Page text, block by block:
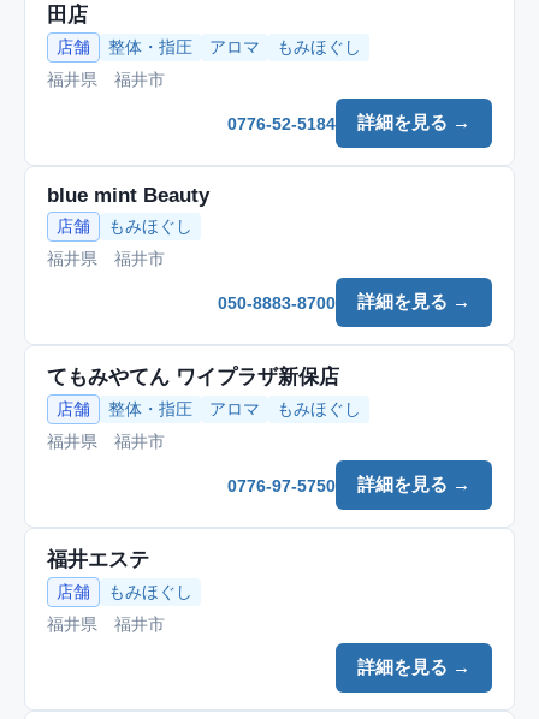
田店
店舗 整体・指圧 アロマ
もみほぐし
福井県 福井市
詳細を見る →
0776-52-5184
blue mint Beauty
店舗
もみほぐし
福井県 福井市
詳細を見る →
050-8883-8700
てもみやてん ワイプラザ新保店
店舗 整体・指圧 アロマ
もみほぐし
福井県 福井市
詳細を見る →
0776-97-5750
福井エステ
店舗
もみほぐし
福井県 福井市
詳細を見る →